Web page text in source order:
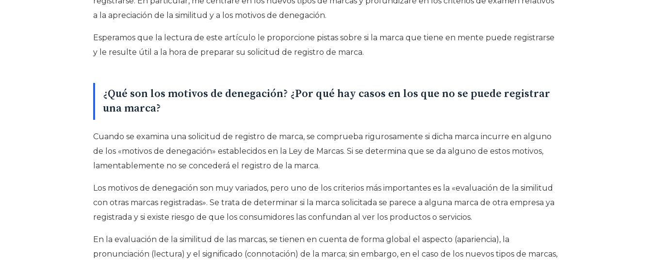
a la apreciación de la similitud y a los motivos de denegación.
Esperamos que la lectura de este artículo le proporcione pistas sobre si la marca que tiene en mente puede registrarse
y le resulte útil a la hora de preparar su solicitud de registro de marca.
¿Qué son los motivos de denegación? ¿Por qué hay casos en los que no se puede registrar
una marca?
Cuando se examina una solicitud de registro de marca, se comprueba rigurosamente si dicha marca incurre en alguno
de los «motivos de denegación» establecidos en la Ley de Marcas. Si se determina que se da alguno de estos motivos,
lamentablemente no se concederá el registro de la marca.
Los motivos de denegación son muy variados, pero uno de los criterios más importantes es la «evaluación de la similitud
con otras marcas registradas». Se trata de determinar si la marca solicitada se parece a alguna marca de otra empresa ya
registrada y si existe riesgo de que los consumidores las confundan al ver los productos o servicios.
En la evaluación de la similitud de las marcas, se tienen en cuenta de forma global el aspecto (apariencia), la
pronunciación (lectura) y el significado (connotación) de la marca; sin embargo, en el caso de los nuevos tipos de marcas,